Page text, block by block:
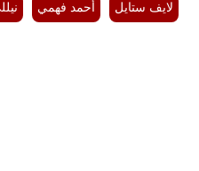
لايف ستايل أحمد فهمي